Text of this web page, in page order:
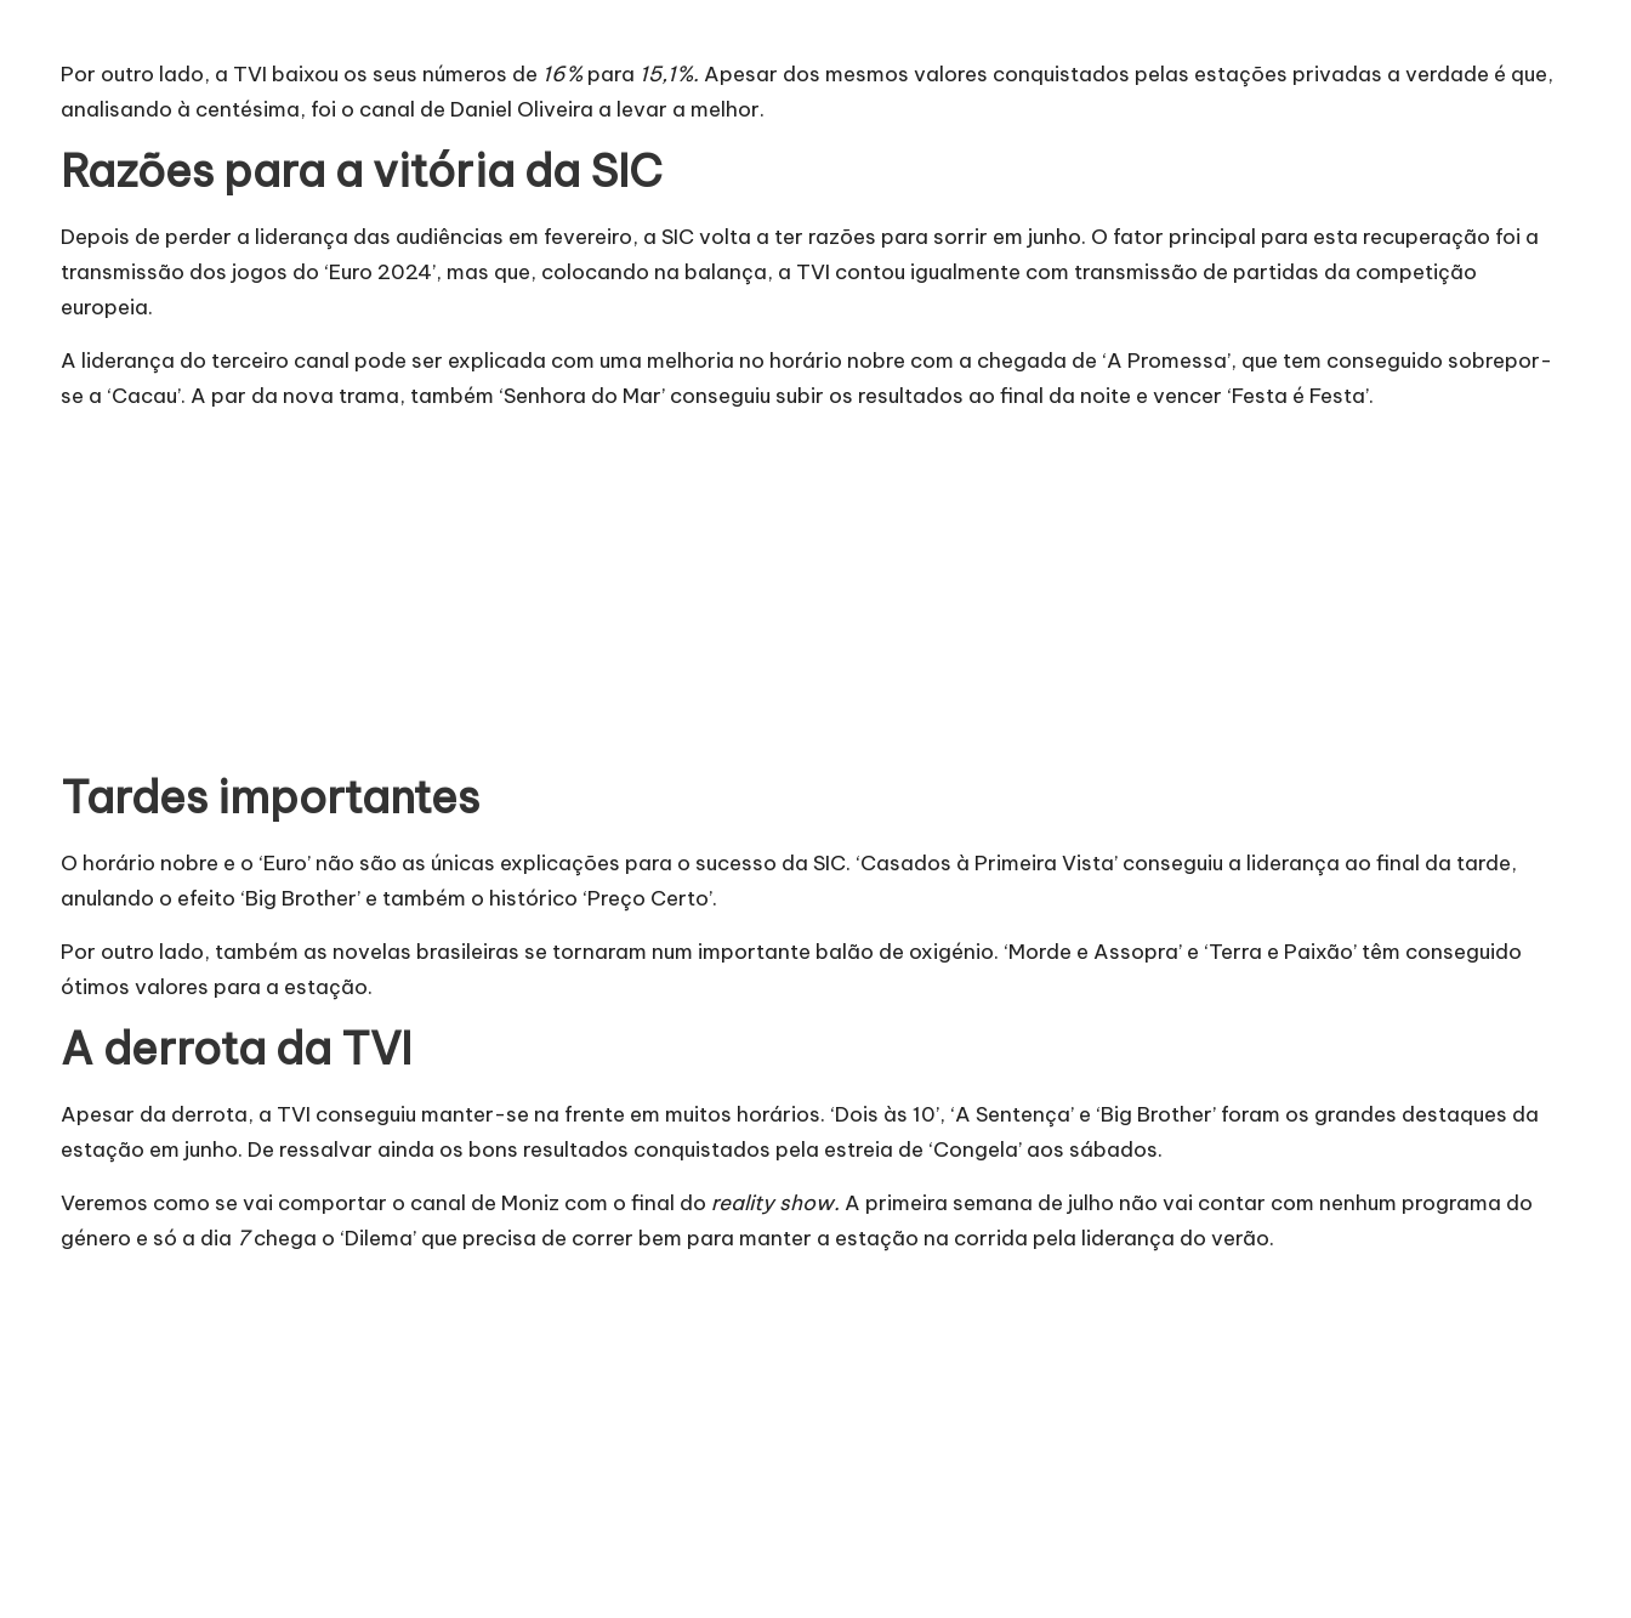
Por outro lado, a TVI baixou os seus números de 16%para 15,1%. Apesar dos mesmos valores conquistados pelas estações privadas a verdade é que,
analisando à centésima, foi o canal de Daniel Oliveira a levar a melhor.
Razões para a vitória da SIC
Depois de perder a liderança das audiências em fevereiro, a SIC volta a ter razões para sorrir em junho. O fator principal para esta recuperação foi a
transmissão dos jogos do ‘Euro 2024’, mas que, colocando na balança, a TVI contou igualmente com transmissão de partidas da competição
europeia.
A liderança do terceiro canal pode ser explicada com uma melhoria no horário nobre com a chegada de ‘A Promessa’, que tem conseguido sobrepor-
se a ‘Cacau’. A par da nova trama, também ‘Senhora do Mar’ conseguiu subir os resultados ao final da noite e vencer ‘Festa é Festa’.
Tardes importantes
O horário nobre e o ‘Euro’ não são as únicas explicações para o sucesso da SIC. ‘Casados à Primeira Vista’ conseguiu a liderança ao final da tarde,
anulando o efeito ‘Big Brother’ e também o histórico ‘Preço Certo’.
Por outro lado, também as novelas brasileiras se tornaram num importante balão de oxigénio. ‘Morde e Assopra’ e ‘Terra e Paixão’ têm conseguido
ótimos valores para a estação.
A derrota da TVI
Apesar da derrota, a TVI conseguiu manter-se na frente em muitos horários. ‘Dois às 10’, ‘A Sentença’ e ‘Big Brother’ foram os grandes destaques da
estação em junho. De ressalvar ainda os bons resultados conquistados pela estreia de ‘Congela’ aos sábados.
Veremos como se vai comportar o canal de Moniz com o final do reality show. A primeira semana de julho não vai contar com nenhum programa do
género e só a dia 7chega o ‘Dilema’ que precisa de correr bem para manter a estação na corrida pela liderança do verão.